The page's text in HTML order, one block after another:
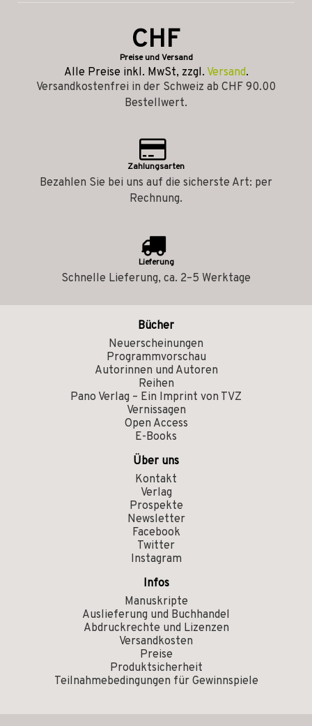
CHF
Preise und Versand
Alle Preise inkl. MwSt, zzgl. Versand.
Versandkostenfrei in der Schweiz ab CHF 90.00
Bestellwert.
Zahlungsarten
Bezahlen Sie bei uns auf die sicherste Art: per
Rechnung.
Lieferung
Schnelle Lieferung, ca. 2–5 Werktage
Bücher
Neuerscheinungen
Programmvorschau
Autorinnen und Autoren
Reihen
Pano Verlag – Ein Imprint von TVZ
Vernissagen
Open Access
E-Books
Über uns
Kontakt
Verlag
Prospekte
Newsletter
Facebook
Twitter
Instagram
Infos
Manuskripte
Auslieferung und Buchhandel
Abdruckrechte und Lizenzen
Versandkosten
Preise
Produktsicherheit
Teilnahmebedingungen für Gewinnspiele